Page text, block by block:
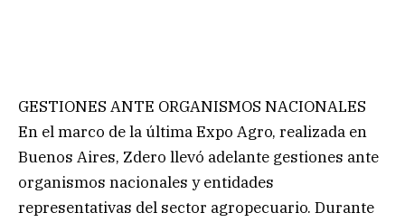
GESTIONES ANTE ORGANISMOS NACIONALES
En el marco de la última Expo Agro, realizada en
Buenos Aires, Zdero llevó adelante gestiones ante
organismos nacionales y entidades
representativas del sector agropecuario. Durante